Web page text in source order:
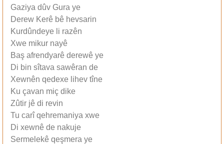
Gaziya dûv Gura ye
Derew Kerê bê hevsarin
Kurdûndeye li razên
Xwe mikur nayê
Baş afrendyarê derewê ye
Di bin sîtava sawêran de
Xewnên qedexe lihev tîne
Ku çavan miç dike
Zûtir jê di revin
Tu carî qehremaniya xwe
Di xewnê de nakuje
Sermelekê qeşmera ye